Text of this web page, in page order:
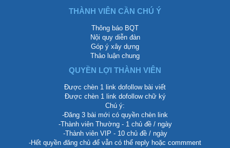
THÀNH VIÊN CẦN CHÚ Ý
Thông báo BQT
Nội quy diễn đàn
Góp ý xây dựng
Thảo luận chung
QUYỀN LỢI THÀNH VIÊN
Được chèn 1 link dofollow bài viết
Được chèn 1 link dofollow chữ ký
Chú ý:
-Đăng 3 bài mới có quyền chèn link
-Thành viên Thường - 1 chủ đề / ngày
-Thành viên VIP - 10 chủ đề / ngày
-Hết quyền đăng chủ để vẫn có thể reply hoặc commment